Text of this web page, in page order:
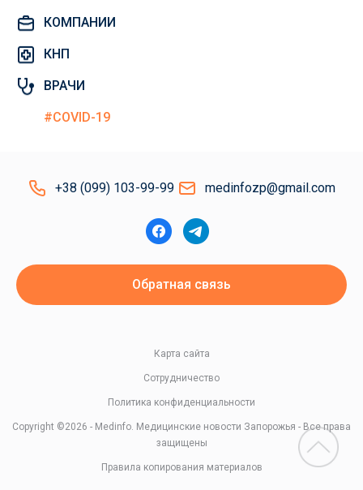
КОМПАНИИ
КНП
ВРАЧИ
#COVID-19
+38 (099) 103-99-99 medinfozp@gmail.com
Обратная связь
Copyright ©2026 - Medinfo. Медицинские новости Запорожья - Все права
защищены
Правила копирования материалов
Политика конфиденциальности
Сотрудничество
Карта сайта